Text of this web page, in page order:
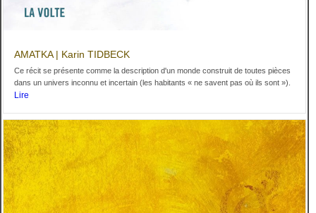
AMATKA | Karin TIDBECK
Ce récit se présente comme la description d'un monde construit de toutes pièces
dans un univers inconnu et incertain (les habitants « ne savent pas où ils sont »).
Lire